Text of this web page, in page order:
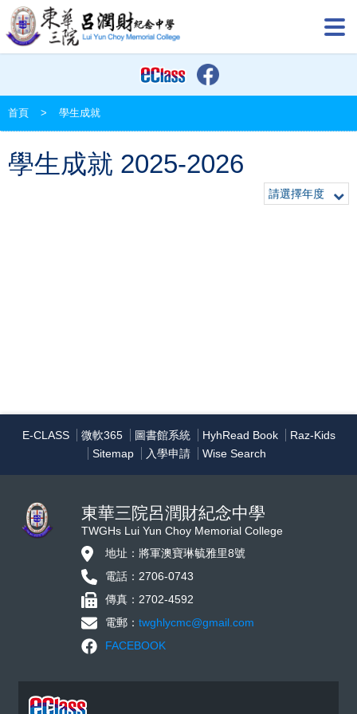
首頁 > 學生成就
學生成就 2025-2026
請選擇年度
E-CLASS 微軟365 圖書館系統 HyhRead Book
Raz-Kids
Sitemap
入學申請 Wise Search
東華三院呂潤財紀念中學
TWGHs Lui Yun Choy Memorial College
地址：將軍澳寶琳毓雅里8號
電話：2706-0743
傳真：2702-4592
電郵：twghlycmc@gmail.com
FACEBOOK